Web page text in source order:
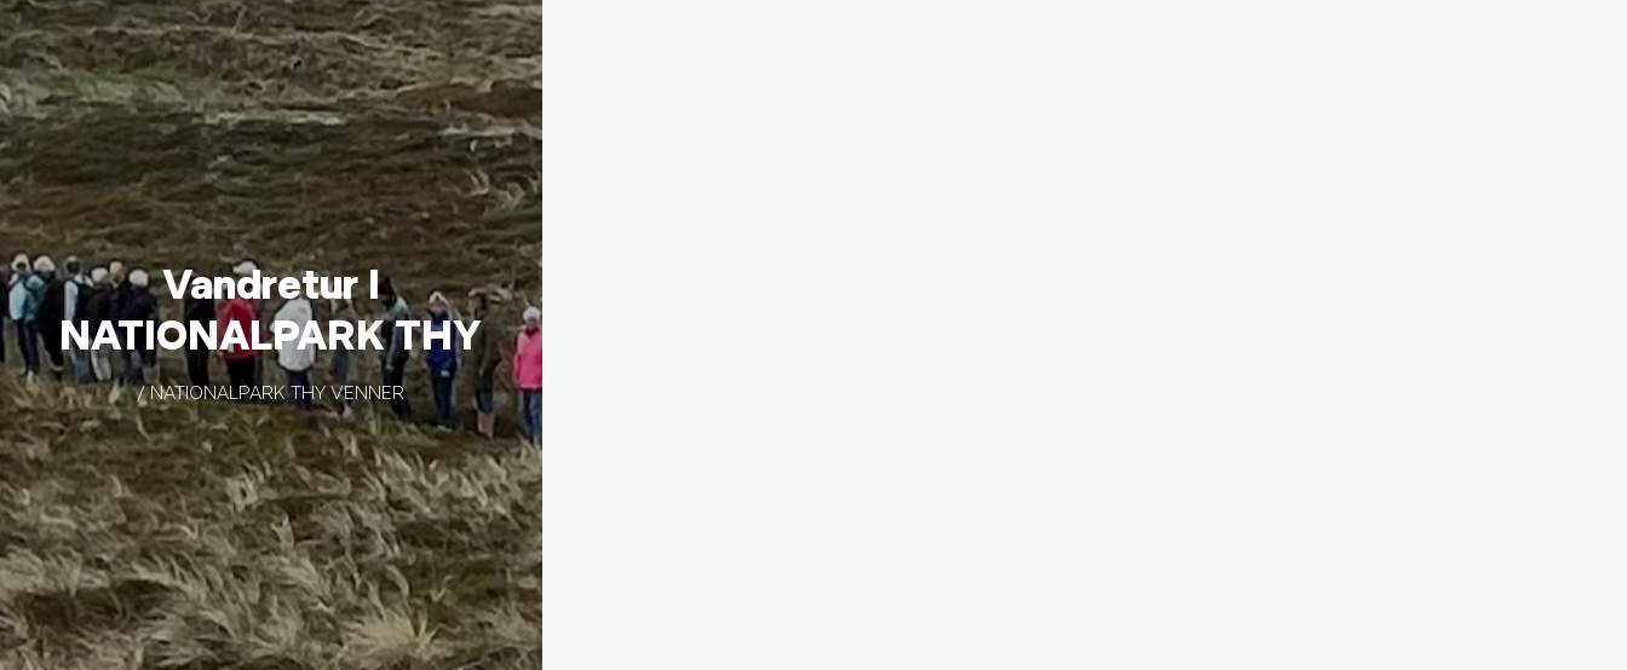
Vandretur I
NATIONALPARK THY
/ NATIONALPARK THY VENNER